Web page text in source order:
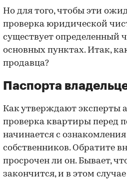
Но для того, чтобы эти
проверка юридической
существует определенный
основных пунктах. Итак,
продавца?
Паспорта
Как утверждают эксперты
проверка квартиры перед
начинается с
собственников. Обратите
просрочен ли он. Бывает,
закончится, и в этом